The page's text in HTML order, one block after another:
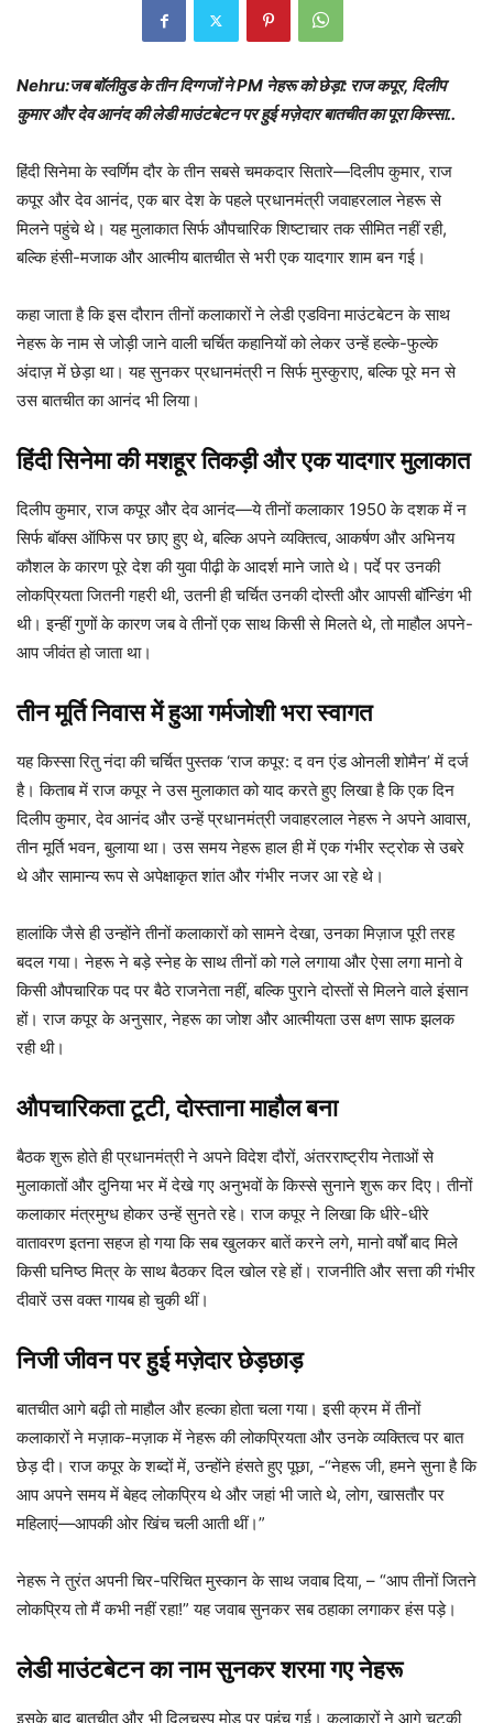
Nehru:जब बॉलीवुड के तीन दिग्गजों ने PM नेहरू को छेड़ा: राज कपूर, दिलीप
कुमार और देव आनंद की लेडी माउंटबेटन पर हुई मज़ेदार बातचीत का पूरा किस्सा..
हिंदी सिनेमा के स्वर्णिम दौर के तीन सबसे चमकदार सितारे—दिलीप कुमार, राज
कपूर और देव आनंद, एक बार देश के पहले प्रधानमंत्री जवाहरलाल नेहरू से
मिलने पहुंचे थे। यह मुलाकात सिर्फ औपचारिक शिष्टाचार तक सीमित नहीं रही,
बल्कि हंसी-मजाक और आत्मीय बातचीत से भरी एक यादगार शाम बन गई।
कहा जाता है कि इस दौरान तीनों कलाकारों ने लेडी एडविना माउंटबेटन के साथ
नेहरू के नाम से जोड़ी जाने वाली चर्चित कहानियों को लेकर उन्हें हल्के-फुल्के
अंदाज़ में छेड़ा था। यह सुनकर प्रधानमंत्री न सिर्फ मुस्कुराए, बल्कि पूरे मन से
उस बातचीत का आनंद भी लिया।
हिंदी सिनेमा की मशहूर तिकड़ी और एक यादगार मुलाकात
दिलीप कुमार, राज कपूर और देव आनंद—ये तीनों कलाकार 1950 के दशक में न
सिर्फ बॉक्स ऑफिस पर छाए हुए थे, बल्कि अपने व्यक्तित्व, आकर्षण और अभिनय
कौशल के कारण पूरे देश की युवा पीढ़ी के आदर्श माने जाते थे। पर्दे पर उनकी
लोकप्रियता जितनी गहरी थी, उतनी ही चर्चित उनकी दोस्ती और आपसी बॉन्डिंग भी
थी। इन्हीं गुणों के कारण जब वे तीनों एक साथ किसी से मिलते थे, तो माहौल अपने-
आप जीवंत हो जाता था।
तीन मूर्ति निवास में हुआ गर्मजोशी भरा स्वागत
यह किस्सा रितु नंदा की चर्चित पुस्तक ‘राज कपूर: द वन एंड ओनली शोमैन’ में दर्ज
है। किताब में राज कपूर ने उस मुलाकात को याद करते हुए लिखा है कि एक दिन
दिलीप कुमार, देव आनंद और उन्हें प्रधानमंत्री जवाहरलाल नेहरू ने अपने आवास,
तीन मूर्ति भवन, बुलाया था। उस समय नेहरू हाल ही में एक गंभीर स्ट्रोक से उबरे
थे और सामान्य रूप से अपेक्षाकृत शांत और गंभीर नजर आ रहे थे।
हालांकि जैसे ही उन्होंने तीनों कलाकारों को सामने देखा, उनका मिज़ाज पूरी तरह
बदल गया। नेहरू ने बड़े स्नेह के साथ तीनों को गले लगाया और ऐसा लगा मानो वे
किसी औपचारिक पद पर बैठे राजनेता नहीं, बल्कि पुराने दोस्तों से मिलने वाले इंसान
हों। राज कपूर के अनुसार, नेहरू का जोश और आत्मीयता उस क्षण साफ झलक
रही थी।
औपचारिकता टूटी, दोस्ताना माहौल बना
बैठक शुरू होते ही प्रधानमंत्री ने अपने विदेश दौरों, अंतरराष्ट्रीय नेताओं से
मुलाकातों और दुनिया भर में देखे गए अनुभवों के किस्से सुनाने शुरू कर दिए। तीनों
कलाकार मंत्रमुग्ध होकर उन्हें सुनते रहे। राज कपूर ने लिखा कि धीरे-धीरे
वातावरण इतना सहज हो गया कि सब खुलकर बातें करने लगे, मानो वर्षों बाद मिले
किसी घनिष्ठ मित्र के साथ बैठकर दिल खोल रहे हों। राजनीति और सत्ता की गंभीर
दीवारें उस वक्त गायब हो चुकी थीं।
निजी जीवन पर हुई मज़ेदार छेड़छाड़
बातचीत आगे बढ़ी तो माहौल और हल्का होता चला गया। इसी क्रम में तीनों
कलाकारों ने मज़ाक-मज़ाक में नेहरू की लोकप्रियता और उनके व्यक्तित्व पर बात
छेड़ दी। राज कपूर के शब्दों में, उन्होंने हंसते हुए पूछा, -“नेहरू जी, हमने सुना है कि
आप अपने समय में बेहद लोकप्रिय थे और जहां भी जाते थे, लोग, खासतौर पर
महिलाएं—आपकी ओर खिंच चली आती थीं।”
नेहरू ने तुरंत अपनी चिर-परिचित मुस्कान के साथ जवाब दिया, – “आप तीनों जितने
लोकप्रिय तो मैं कभी नहीं रहा!” यह जवाब सुनकर सब ठहाका लगाकर हंस पड़े।
लेडी माउंटबेटन का नाम सुनकर शरमा गए नेहरू
इसके बाद बातचीत और भी दिलचस्प मोड़ पर पहुंच गई। कलाकारों ने आगे चुटकी